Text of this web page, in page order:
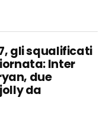
gli squalificati
Inter
due
da